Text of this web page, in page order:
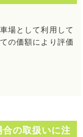
場として利用して
の価額により評価
の取扱いに注